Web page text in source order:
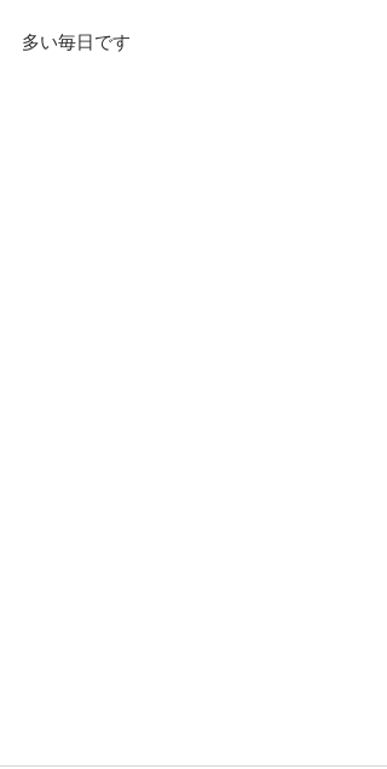
多い毎日です